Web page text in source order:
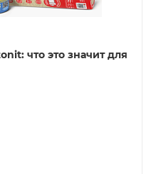
что это значит для